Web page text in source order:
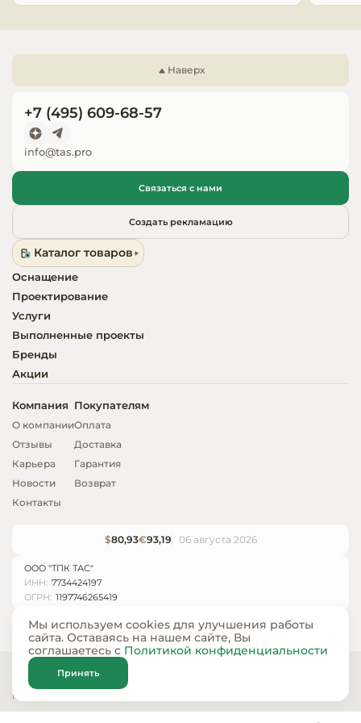
Наверх
+7 (495) 609-68-57
info@tas.pro
Связаться с нами
Создать рекламацию
Каталог товаров
Оснащение
Проектирование
Услуги
Выполненные проекты
Бренды
Акции
Компания
О компании
Отзывы
Карьера
Новости
Контакты
Покупателям
Оплата
Доставка
Гарантия
Возврат
$80,93€93,19 06 августа 2026
ООО "ТПК ТАС"
ИНН: 7734424197
ОГРН: 1197746265419
© ООО «ТПК ТАС» 2024 — 2026
Карта сайта
Политика конфиденциальности
Мы используем cookies для улучшения работы
сайта. Оставаясь на нашем сайте, Вы
соглашаетесь с Политикой конфиденциальности
Принять